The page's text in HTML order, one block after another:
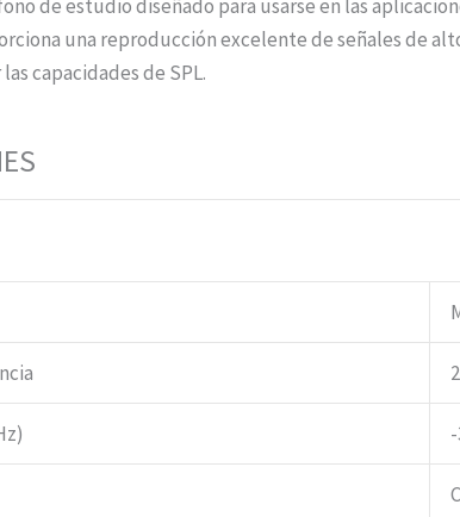
de estudio diseñado para usarse en las
una reproducción excelente de señales de
capacidades de SPL.